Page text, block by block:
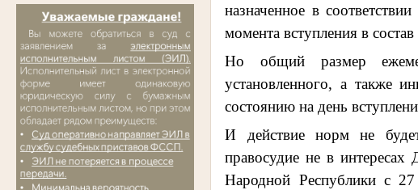
назначенное в
момента вступления в
Но общий размер
установленного, а также
состоянию на день
И действие норм не
правосудие не в
Народной Республики с